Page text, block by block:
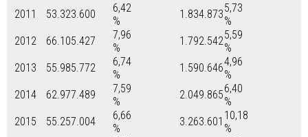
2011
53.323.600
6,42
%
1.834.8735,73
%
2012
66.105.427
7,96
%
1.792.5425,59
%
2013
55.985.772
6,74
%
1.590.6464,96
%
2014
62.977.489
7,59
%
2.049.8656,40
%
2015
55.257.004
6,66
%
3.263.601 10,18
%